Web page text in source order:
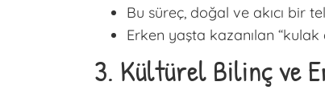
Bu süreç, doğal ve akıcı bir
Erken yaşta kazanılan
3. Kültürel Bilinç ve